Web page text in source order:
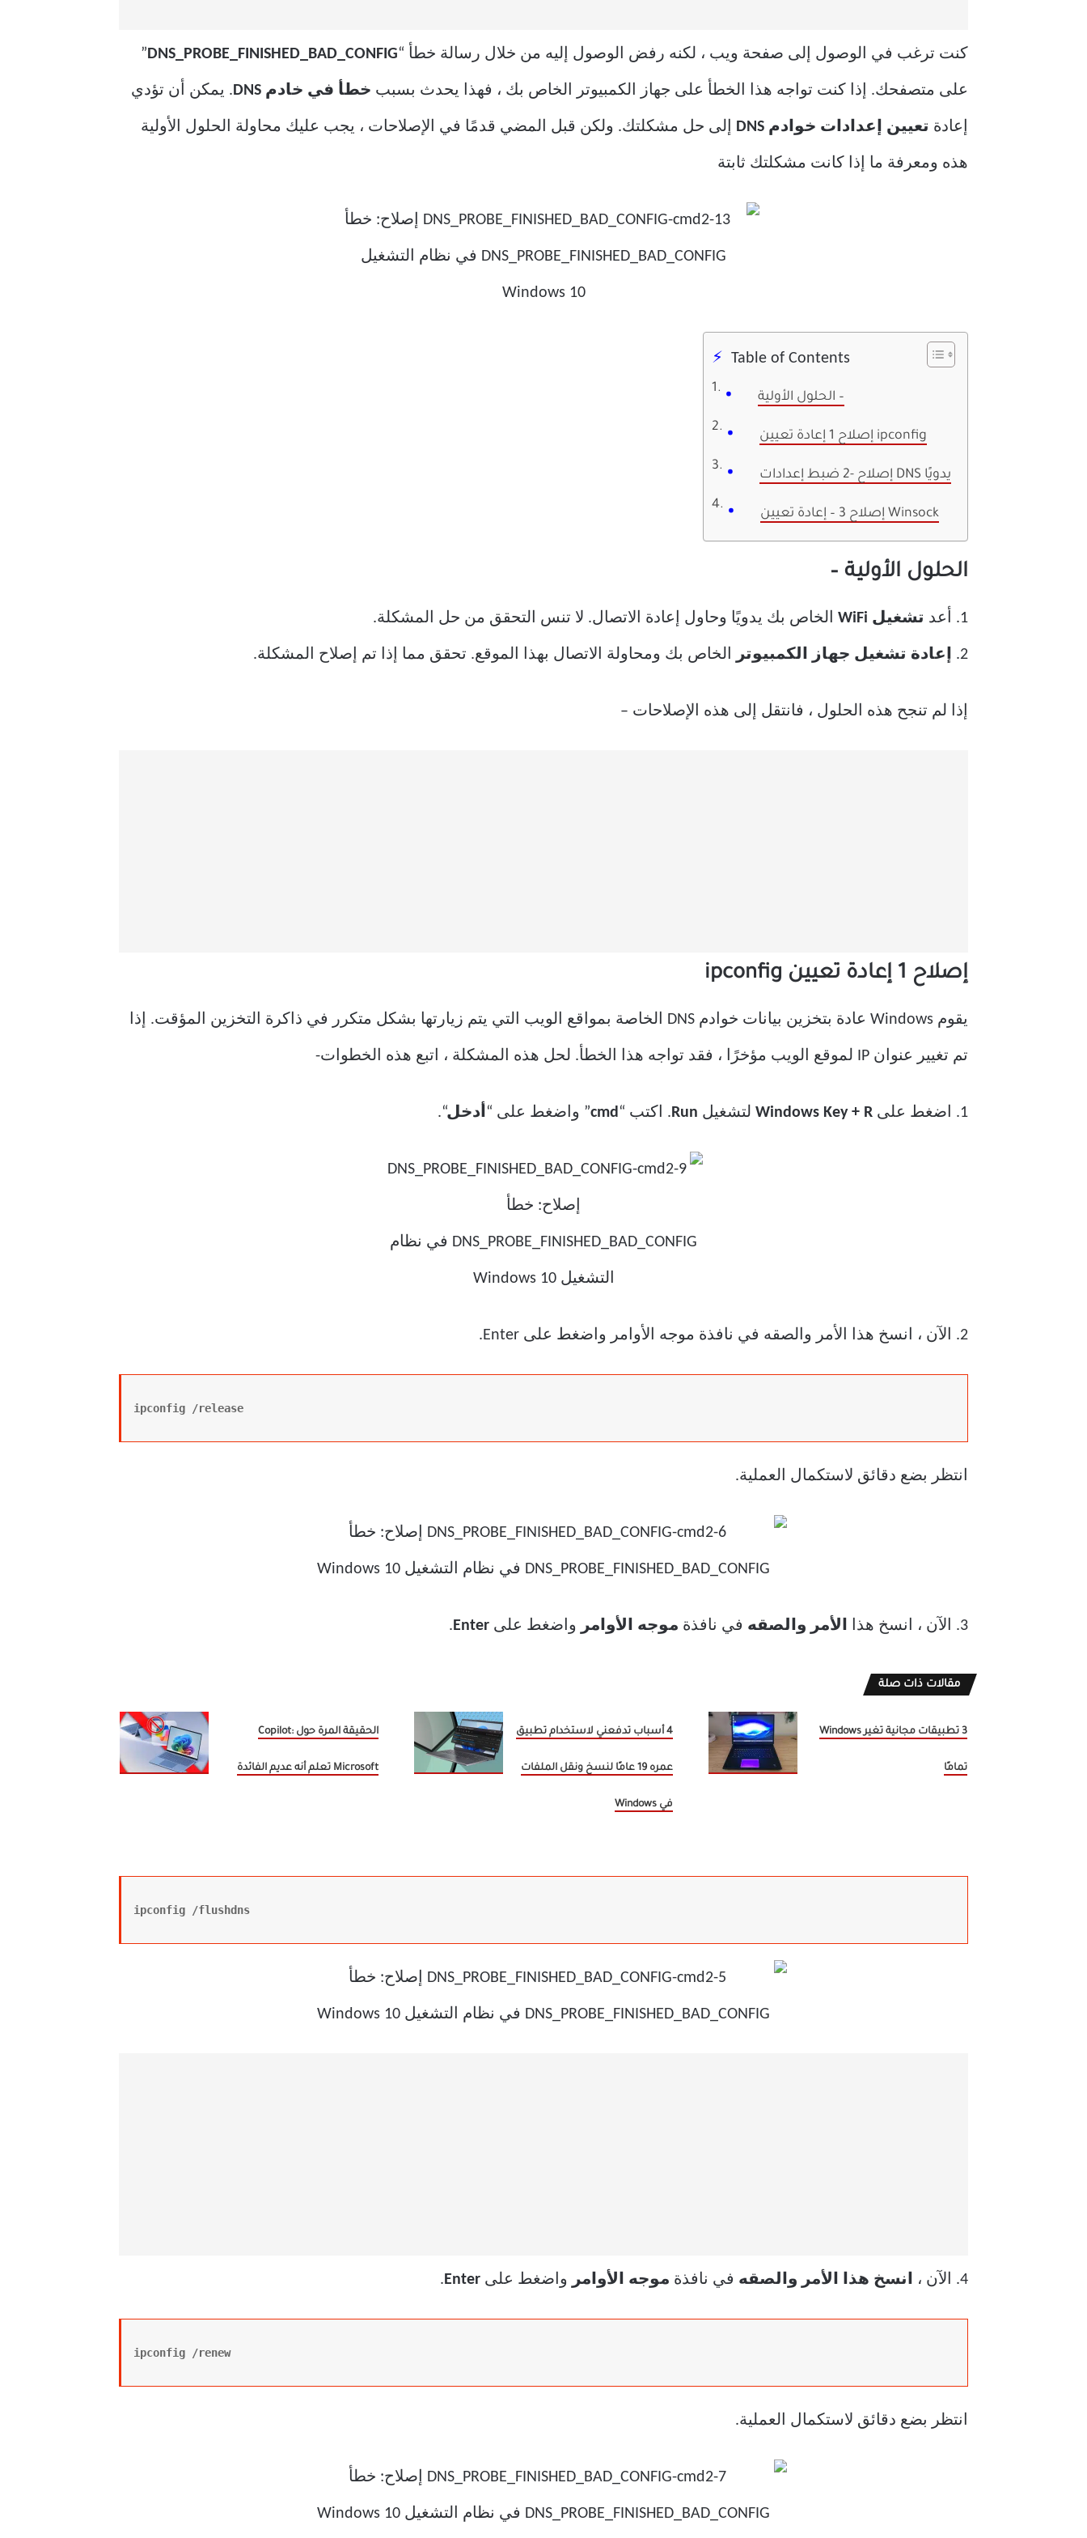
كنت ترغب في الوصول إلى صفحة ويب ، لكنه رفض الوصول إليه من خلال رسالة خطأ “DNS_PROBE_FINISHED_BAD_CONFIG
”
على متصفحك. إذا كنت تواجه هذا الخطأ على جهاز الكمبيوتر الخاص بك ، فهذا يحدث بسبب خطأ في خادم DNS . يمكن أن تؤدي
إعادة تعيين إعدادات خوادم DNS إلى حل مشكلتك. ولكن قبل المضي قدمًا في الإصلاحات ، يجب عليك محاولة الحلول الأولية
هذه ومعرفة ما إذا كانت مشكلتك ثابتة
Table of Contents
الحلول الأولية –
إصلاح 1 إعادة تعيين ipconfig
إصلاح -2 ضبط إعدادات DNS يدويًا
إصلاح 3 – إعادة تعيين Winsock
الحلول الأولية –
1. أعد تشغيل WiFi الخاص بك يدويًا وحاول إعادة الاتصال. لا تنس التحقق من حل المشكلة.
2. إعادة تشغيل جهاز الكمبيوتر الخاص بك ومحاولة الاتصال بهذا الموقع. تحقق مما إذا تم إصلاح المشكلة.
إذا لم تنجح هذه الحلول ، فانتقل إلى هذه الإصلاحات –
إصلاح 1 إعادة تعيين ipconfig
يقوم Windows عادة بتخزين بيانات خوادم DNS الخاصة بمواقع الويب التي يتم زيارتها بشكل متكرر في ذاكرة التخزين المؤقت. إذا
تم تغيير عنوان IP لموقع الويب مؤخرًا ، فقد تواجه هذا الخطأ. لحل هذه المشكلة ، اتبع هذه الخطوات-
1. اضغط على Windows Key + R لتشغيل Run. اكتب “cmd” واضغط على “أدخل“.
2. الآن ، انسخ هذا الأمر والصقه في نافذة موجه الأوامر واضغط على Enter.
ipconfig /release
انتظر بضع دقائق لاستكمال العملية.
3. الآن ، انسخ هذا الأمر والصقه في نافذة موجه الأوامر واضغط على Enter
.
مقالات ذات صلة
الحقيقة المرة حول Copilot:
Microsoft تعلم أنه عديم الفائدة
4 أسباب تدفعني لاستخدام تطبيق
عمره 19 عامًا لنسخ ونقل الملفات
في Windows
3 تطبيقات مجانية تغير Windows
تمامًا
ipconfig /flushdns
4. الآن ، انسخ هذا الأمر والصقه في نافذة موجه الأوامر واضغط على Enter
.
ipconfig /renew
انتظر بضع دقائق لاستكمال العملية.